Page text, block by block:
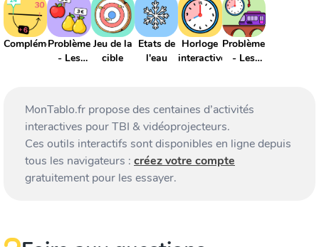
ComplémentsProblème
- Les
Jeu de la
cible
Etats de
l'eau
Horloge
interactive
Problème
- Les
MonTablo.fr propose des centaines d’activités
interactives pour TBI & vidéoprojecteurs.
Ces outils interactifs sont disponibles en ligne depuis
tous les navigateurs : créez votre compte
gratuitement pour les essayer.